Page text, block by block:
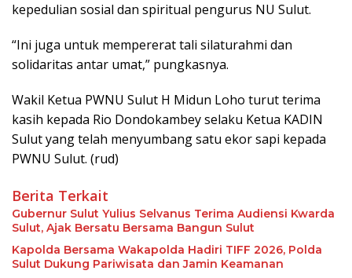
kepedulian sosial dan spiritual pengurus NU Sulut.
“Ini juga untuk mempererat tali silaturahmi dan
solidaritas antar umat,” pungkasnya.
Wakil Ketua PWNU Sulut H Midun Loho turut terima
kasih kepada Rio Dondokambey selaku Ketua KADIN
Sulut yang telah menyumbang satu ekor sapi kepada
PWNU Sulut. (rud)
Berita Terkait
Gubernur Sulut Yulius Selvanus Terima Audiensi Kwarda
Sulut, Ajak Bersatu Bersama Bangun Sulut
Kapolda Bersama Wakapolda Hadiri TIFF 2026, Polda
Sulut Dukung Pariwisata dan Jamin Keamanan